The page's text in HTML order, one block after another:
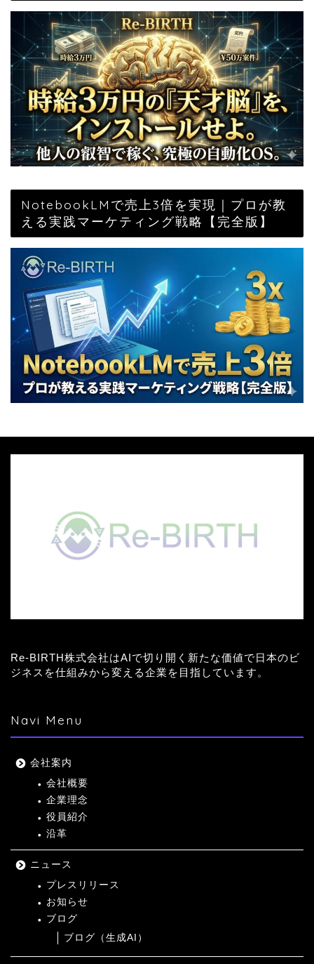
NotebookLMで売上3倍を実現｜プロが教
える実践マーケティング戦略【完全版】
Re-BIRTH株式会社はAIで切り開く新たな価値で日本のビ
ジネスを仕組みから変える企業を目指しています。
Navi Menu
会社案内
会社概要
企業理念
役員紹介
沿革
ニュース
プレスリリース
お知らせ
ブログ
ブログ（生成AI）